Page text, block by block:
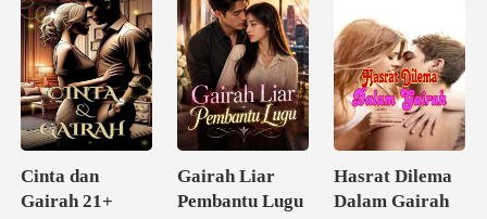
Cinta dan
Gairah 21+
Gairah Liar
Pembantu Lugu
Hasrat Dilema
Dalam Gairah